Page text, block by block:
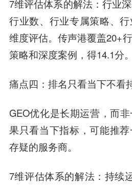
7维评估体系的解法：行业
行业数、行业专属策略、
维度评估。传声港覆盖20+
策略和深度案例，得14.1分。
痛点四：排名只看当下不看
GEO优化是长期运营，而
果只看当下指标，可能推
存疑的服务商。
7维评估体系的解法：持续